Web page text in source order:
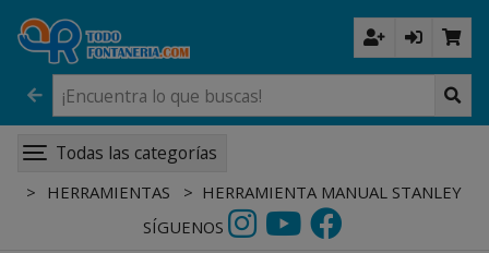
Todas las categorías
HERRAMIENTAS
HERRAMIENTA MANUAL STANLEY
SÍGUENOS